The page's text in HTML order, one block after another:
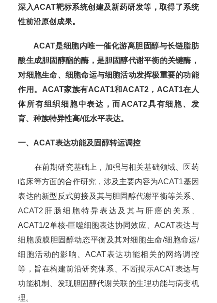
深入ACAT靶标系统创建及新药研发等，取得了系统
性前沿原创成果。
ACAT是细胞内唯一催化游离胆固醇与长链脂肪
酸生成胆固醇酯的酶，是胆固醇代谢平衡的关键酶，
对细胞生命、细胞命运与细胞活动发挥极重要的功能
作用。ACAT家族有ACAT1和ACAT2，ACAT1在人
体所有组织细胞中表达，而ACAT2具有细胞、发
育、种族特异性高/低水平表达。
一、ACAT表达功能及固醇转运调控
在前期研究基础上，加强与相关基础领域、医药
临床等方面的合作研究，涉及主要内容为ACAT1基因
表达的新型反式剪接及其与胆固醇代谢平衡等关系、
ACAT2肝肠细胞特异表达及其与肝癌的关系、
ACAT1/2单核-巨噬细胞表达协同效应、ACAT表达与
细胞质膜胆固醇动态平衡及其对细胞生命/细胞命运/
细胞活动的影响、ACAT表达功能相关的网络调控
等，旨在构建前沿研究体系、不断揭示ACAT表达与
功能机制、发现胆固醇代谢关联的生理功能与病变机
理。